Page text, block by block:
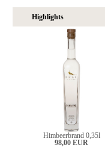
Highlights
Himbeerbrand 0,35l
98,00 EUR